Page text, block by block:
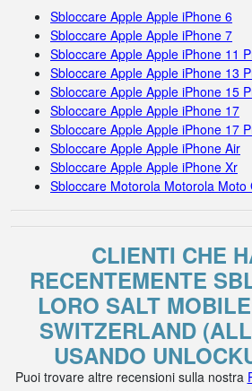
Sbloccare Apple Apple iPhone 6
Sbloccare Apple Apple iPhone 7
Sbloccare Apple Apple iPhone 11
Sbloccare Apple Apple iPhone 13
Sbloccare Apple Apple iPhone 15
Sbloccare Apple Apple iPhone 17
Sbloccare Apple Apple iPhone 17
Sbloccare Apple Apple iPhone Air
Sbloccare Apple Apple iPhone Xr
Sbloccare Motorola Motorola Moto
CLIENTI CHE
RECENTEMENTE
LORO SALT
SWITZERLAND
USANDO
Puoi trovare altre recensioni sulla nostra